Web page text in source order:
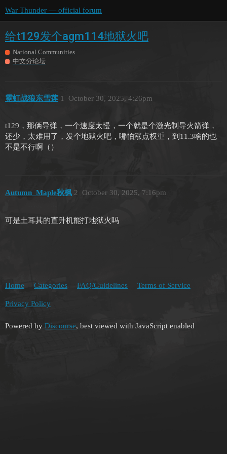
War Thunder — official forum
给t129发个agm114地狱火吧
National Communities
中文分论坛
霓虹战狼东雪莲 October 30, 2025, 4:26pm
1
t129，那俩导弹，一个速度太慢，一个就是个激光制导火箭弹，
还少，太难用了，发个地狱火吧，哪怕涨点权重，到11.3啥的也
不是不行啊（）
Autumn_Maple秋枫 October 30, 2025, 7:16pm
2
可是土耳其的直升机能打地狱火吗
Home Categories FAQ/Guidelines Terms of Service
Privacy Policy
Powered by Discourse, best viewed with JavaScript enabled